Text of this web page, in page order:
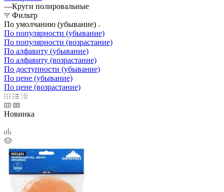
—Круги полировальные
Фильтр
По умолчанию (убывание)
По популярности (убывание)
По популярности (возрастание)
По алфавиту (убывание)
По алфавиту (возрастание)
По доступности (убывание)
По цене (убывание)
По цене (возрастание)
Новинка